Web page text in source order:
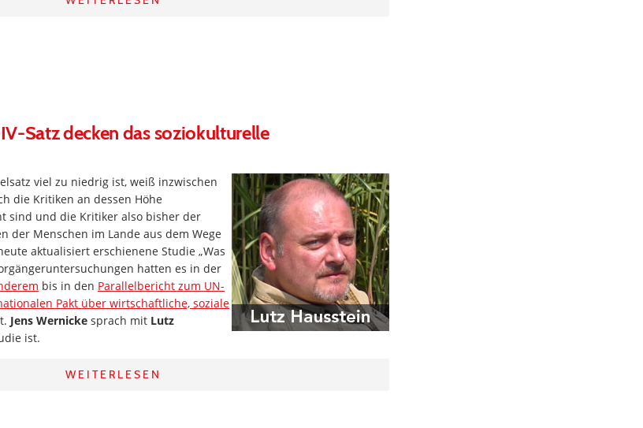
Satz decken das soziokulturelle
viel zu niedrig ist, weiß inzwischen
die Kritiken an dessen Höhe
sind und die Kritiker also bisher der
der Menschen im Lande aus dem Wege
aktualisiert erschienene Studie „Was
hatten es in der
bis in den Parallelbericht zum UN-
Pakt über wirtschaftliche, soziale
Jens Wernicke sprach mit Lutz
ist.
WEITERLESEN